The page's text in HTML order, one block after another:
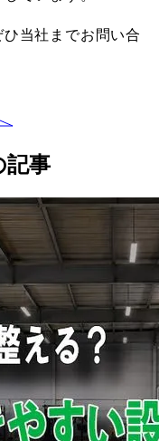
当社までお問い合
記事